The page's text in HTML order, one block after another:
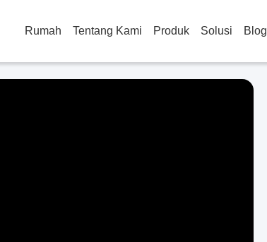
Rumah Tentang Kami Produk Solusi Blog